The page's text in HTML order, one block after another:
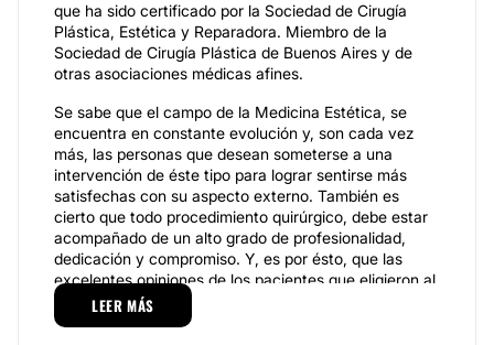
que ha sido certificado por la Sociedad de Cirugía
Plástica, Estética y Reparadora. Miembro de la
Sociedad de Cirugía Plástica de Buenos Aires y de
otras asociaciones médicas afines.
Se sabe que el campo de la Medicina Estética, se
encuentra en constante evolución y, son cada vez
más, las personas que desean someterse a una
intervención de éste tipo para lograr sentirse más
satisfechas con su aspecto externo. También es
cierto que todo procedimiento quirúrgico, debe estar
acompañado de un alto grado de profesionalidad,
dedicación y compromiso. Y, es por ésto, que las
excelentes opiniones de los pacientes que eligieron al
Dr. Arrascaite para experimentar esos cambios, son
su mejor carta de presentación.
LEER MÁS